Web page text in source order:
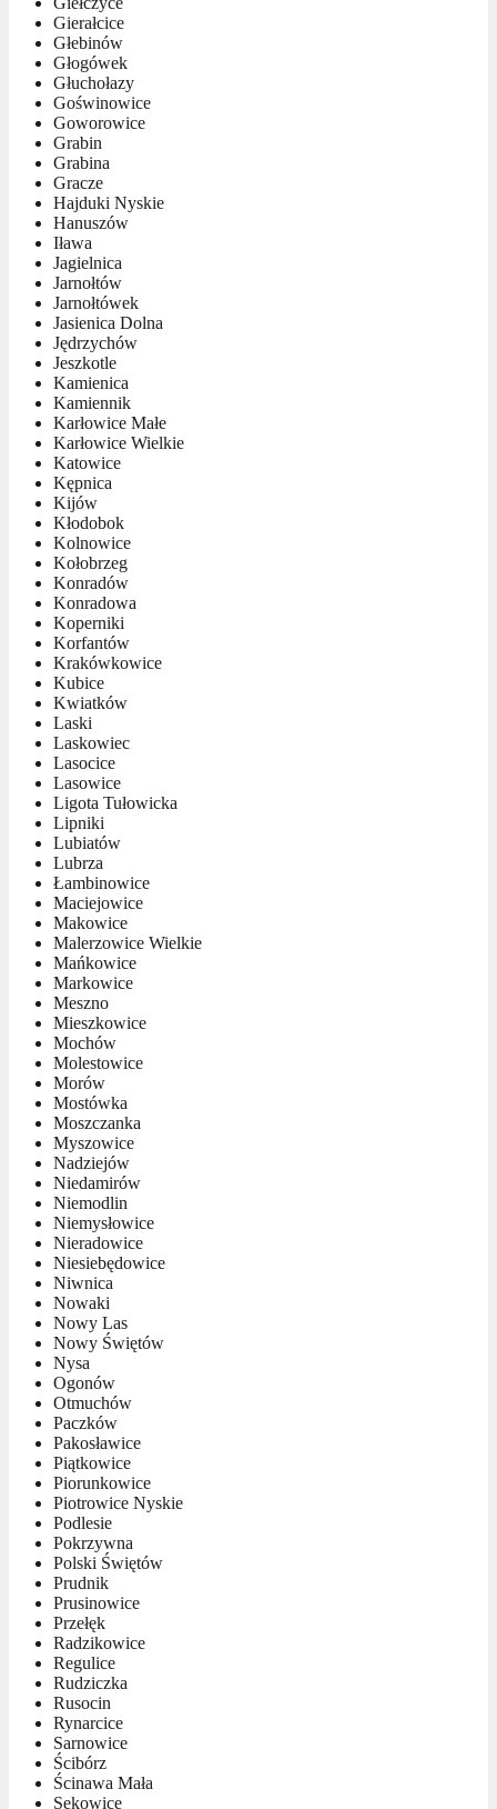
Gierałcice
Głebinów
Głogówek
Głuchołazy
Goświnowice
Goworowice
Grabin
Grabina
Gracze
Hajduki Nyskie
Hanuszów
Iława
Jagielnica
Jarnołtów
Jarnołtówek
Jasienica Dolna
Jędrzychów
Jeszkotle
Kamienica
Kamiennik
Karłowice Małe
Karłowice Wielkie
Katowice
Kępnica
Kijów
Kłodobok
Kolnowice
Kołobrzeg
Konradów
Konradowa
Koperniki
Korfantów
Krakówkowice
Kubice
Kwiatków
Laski
Laskowiec
Lasocice
Lasowice
Ligota Tułowicka
Lipniki
Lubiatów
Lubrza
Łambinowice
Maciejowice
Makowice
Malerzowice Wielkie
Mańkowice
Markowice
Meszno
Mieszkowice
Mochów
Molestowice
Morów
Mostówka
Moszczanka
Myszowice
Nadziejów
Niedamirów
Niemodlin
Niemysłowice
Nieradowice
Niesiebędowice
Niwnica
Nowaki
Nowy Las
Nowy Świętów
Nysa
Ogonów
Otmuchów
Paczków
Pakosławice
Piątkowice
Piorunkowice
Piotrowice Nyskie
Podlesie
Pokrzywna
Polski Świętów
Prudnik
Prusinowice
Przełęk
Radzikowice
Regulice
Rudziczka
Rusocin
Rynarcice
Sarnowice
Ścibórz
Ścinawa Mała
Sękowice